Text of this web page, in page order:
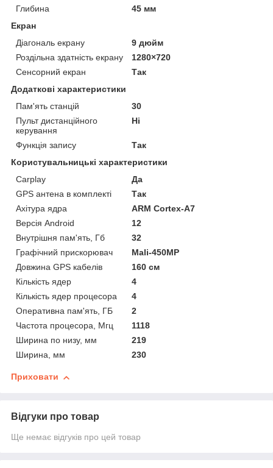
Глибина
45 мм
Екран
Діагональ екрану
9 дюйм
Роздільна здатність екрану
1280×720
Сенсорний екран
Так
Додаткові характеристики
Пам'ять станцій
30
Пульт дистанційного
керування
Ні
Функція запису
Так
Користувальницькі характеристики
Carplay
Да
GPS антена в комплекті
Так
Ахітура ядра
ARM Cortex-A7
Версія Android
12
Внутрішня пам'ять, Гб
32
Графічний прискорювач
Mali-450MP
Довжина GPS кабелів
160 см
Кількість ядер
4
Кількість ядер процесора
4
Оперативна пам'ять, ГБ
2
Частота процесора, Мгц
1118
Ширина по низу, мм
219
Ширина, мм
230
Приховати
Відгуки про товар
Ще немає відгуків про цей товар